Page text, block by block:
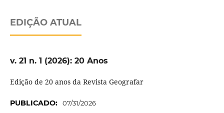
EDIÇÃO ATUAL
v. 21 n. 1 (2026): 20 Anos
Edição de 20 anos da Revista Geografar
PUBLICADO: 07/31/2026